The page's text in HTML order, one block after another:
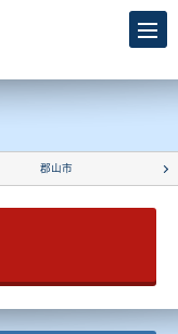
郡山市